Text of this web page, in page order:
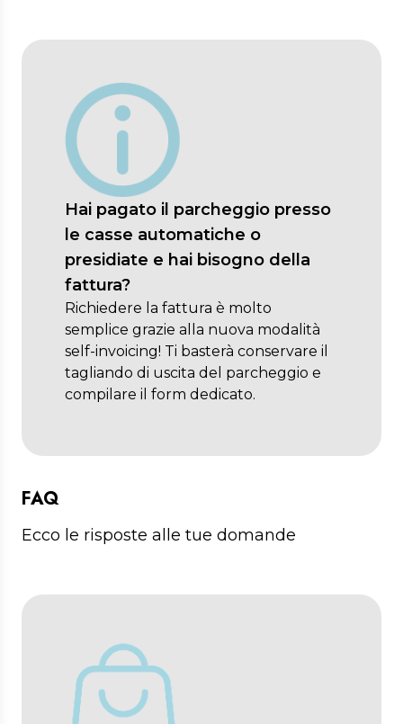
Hai pagato il parcheggio presso
le casse automatiche o
presidiate e hai bisogno della
fattura?
Richiedere la fattura è molto
semplice grazie alla nuova modalità
self-invoicing! Ti basterà conservare il
tagliando di uscita del parcheggio e
compilare il form dedicato.
FAQ
Ecco le risposte alle tue domande